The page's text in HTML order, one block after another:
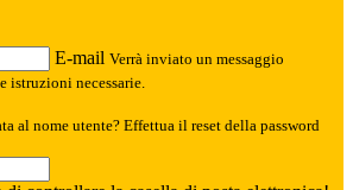
E-mail Verrà inviato un messaggio
istruzioni necessarie.
al nome utente? Effettua il reset della password